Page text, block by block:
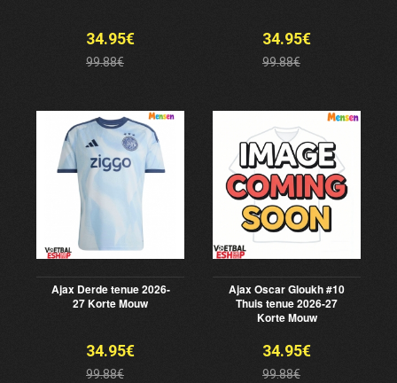
34.95€
99.88€
34.95€
99.88€
Ajax Derde tenue 2026-
27 Korte Mouw
34.95€
99.88€
Ajax Oscar Gloukh #10
Thuis tenue 2026-27
Korte Mouw
34.95€
99.88€